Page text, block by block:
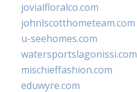
jovialfloralco.com
johnlscotthometeam.com
u-seehomes.com
watersportslagonissi.com
mischieffashion.com
eduwyre.com